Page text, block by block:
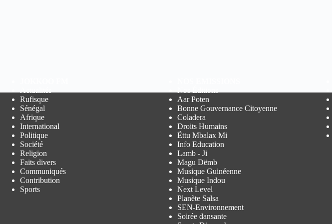
Rufisque
Sénégal
Afrique
International
Politique
Société
Religion
Faits divers
Communiqués
Contribution
Sports
Aar Poten
Bonne Gouvernance Citoyenne
Coladera
Droits Humains
Ëttu Mbalax Mi
Info Education
Lamb - Ji
Magu Dëmb
Musique Guinéenne
Musique Indou
Next Level
Planète Salsa
SEN-Environnement
Soirée dansante